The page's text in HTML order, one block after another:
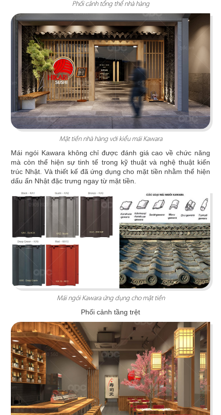
ÁN
SHOWROOM
TIN
TỨC
LIÊN
THE STREET "NHẬU CÓ CHẤT"
The Street được dựa trên văn hóa vỉa hè độc
đáo, xen lẫn hơi thở của đường phố, mang đến
vẻ đẹp Việt Nam đặc trưng cho thực khách
Chi tiết
KATINAT WATERBUS
Dự án được chúng tôi hoàn thiện gấp rút trong 35
ngày, mang đến một không gian thưởng thức
cafe - trà sữa ấn tượng
Chi tiết
Phối cảnh tổng thể nhà hàng
Mặt tiền nhà hàng với kiểu mái Kawara
Mái ngói Kawara không chỉ được đánh giá cao về chức năng
mà còn thể hiện sự tinh tế trong kỹ thuật và nghệ thuật kiến
trúc Nhật. Và thiết kế đã ứng dụng cho mặt tiền nhằm thể hiện
dấu ấn Nhật đặc trưng ngay từ mặt tiền.
Mái ngói Kawara ứng dụng cho mặt tiền
Phối cảnh tầng trệt